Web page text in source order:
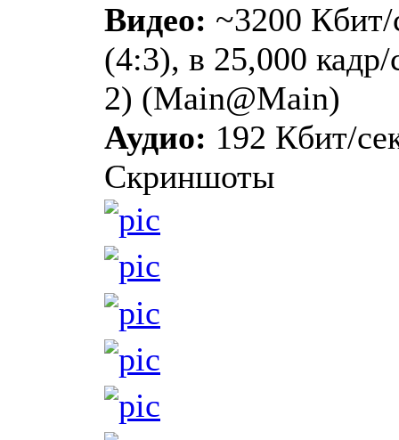
Видео: ~3200
(4:3), в 25,000
2) (Main@Main)
Аудио: 192 Кбит/
Скриншоты